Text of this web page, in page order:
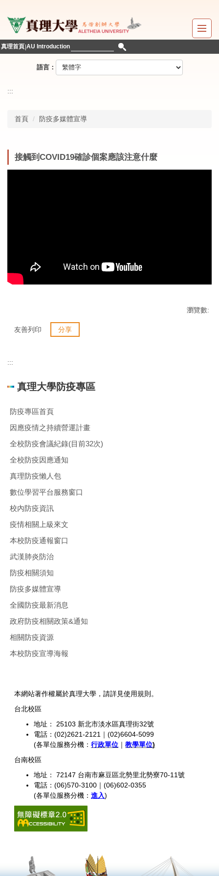
到
主
內
真理首頁 AU Introduction
語言：
:::
首頁 防疫多媒體宣導
接觸到COVID19確診個案應該注意什麼
瀏覽數:
友善列印 分享
:::
真理大學防疫專區
防疫專區首頁
因應疫情之持續營運計畫
全校防疫會議紀錄(目前32次)
全校防疫因應通知
真理防疫懶人包
數位學習平台服務窗口
校內防疫資訊
疫情相關上級來文
本校防疫通報窗口
武漢肺炎防治
防疫相關須知
防疫多媒體宣導
全國防疫最新消息
政府防疫相關政策&通知
相關防疫資源
本校防疫宣導海報
本網站著作權屬於真理大學，請詳見使用規則。
台北校區
地址： 25103 新北市淡水區真理街32號
電話：(02)2621-2121｜(02)6604-5099
(各單位服務分機： 行政單位 ｜ 教學單位)
台南校區
地址： 72147 台南市麻豆區北勢里北勢寮70-11號
電話：(06)570-3100｜(06)602-0355
(各單位服務分機： 進入)